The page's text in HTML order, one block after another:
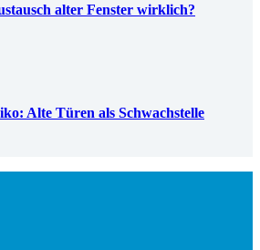
alter Fenster wirklich?
Alte Türen als Schwachstelle